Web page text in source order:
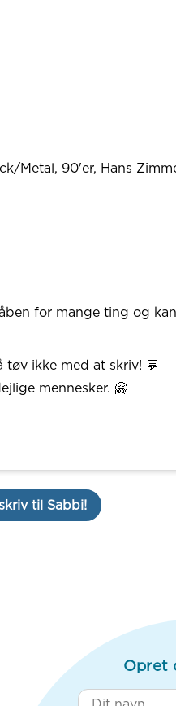
Metal, 90'er, Hans
for mange ting og kan
tøv ikke med at skriv! 💬
mennesker. 🤗
til Sabbi!
Opret